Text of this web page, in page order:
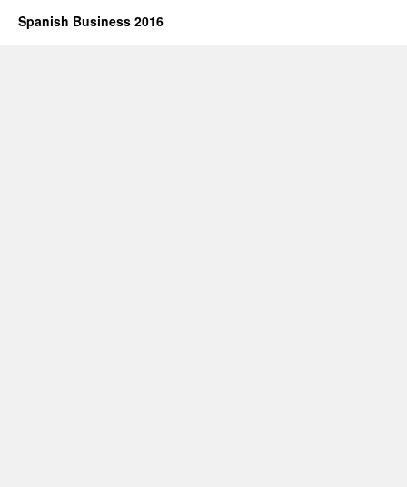
Spanish Business 2016